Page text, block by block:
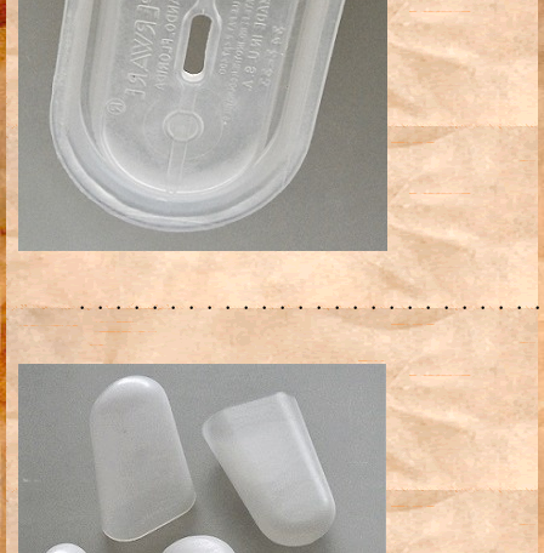
・・・・・・・・・・・・・・・・・・・・・・・・・・